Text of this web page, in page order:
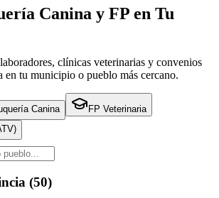
Canina y FP en Tu
clínicas veterinarias y convenios
en tu municipio o pueblo más cercano.
Canina
FP Veterinaria
(50)